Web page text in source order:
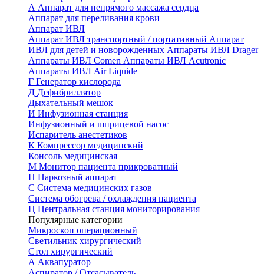
А Аппарат для непрямого массажа сердца
Аппарат для переливания крови
Аппарат ИВЛ
Аппарат ИВЛ транспортный / портативный Аппарат
ИВЛ для детей и новорожденных Аппараты ИВЛ Drager
Аппараты ИВЛ Comen Аппараты ИВЛ Acutronic
Аппараты ИВЛ Air Liquide
Г Генератор кислорода
Д Дефибриллятор
Дыхательный мешок
И Инфузионная станция
Инфузионный и шприцевой насос
Испаритель анестетиков
К Компрессор медицинский
Консоль медицинская
М Монитор пациента прикроватный
Н Наркозный аппарат
С Система медицинских газов
Система обогрева / охлаждения пациента
Ц Центральная станция мониторирования
Популярные категории
Микроскоп операционный
Светильник хирургический
Стол хирургический
А Аквапуратор